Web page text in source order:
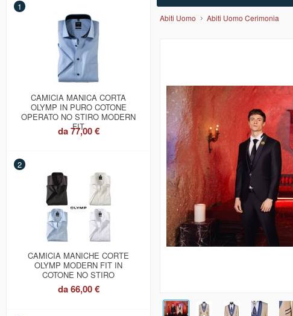
1
CAMICIA MANICA CORTA
OLYMP IN PURO COTONE
OPERATO NO STIRO MODERN
FIT
da77,00 €
2
CAMICIA MANICHE CORTE
OLYMP MODERN FIT IN
COTONE NO STIRO
da66,00 €
Abiti Uomo Abiti Uomo Cerimonia